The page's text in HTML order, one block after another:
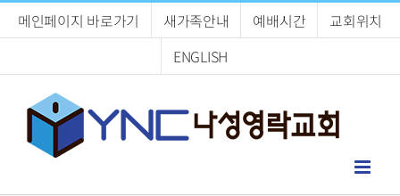
메인페이지 바로가기 새가족안내 예배시간
교회위치
ENGLISH